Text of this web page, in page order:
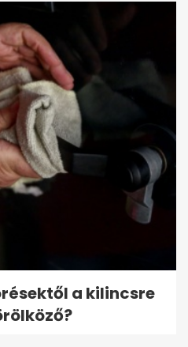
a kilincsre